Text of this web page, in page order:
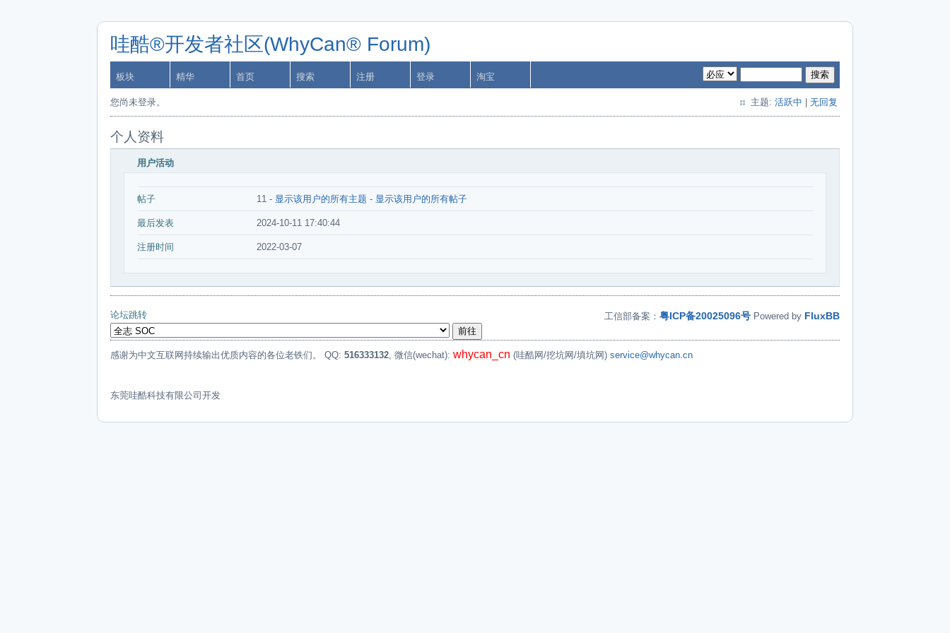
哇酷®开发者社区(WhyCan® Forum)
板块 精华 首页 搜索 注册 登录 淘宝 搜索
您尚未登录。 主题: 活跃中 无回复
个人资料
用户活动
帖子 11 - 显示该用户的所有主题 - 显示该用户的所有帖子
最后发表 2024-10-11 17:40:44
注册时间 2022-03-07
论坛跳转 工信部备案： 粤ICP备20025096号 Powered by FluxBB
感谢为中文互联网持续输出优质内容的各位老铁们。 QQ: 516333132, 微信(wechat): whycan_cn (哇酷网/挖坑网/填坑网) service@whycan.cn
东莞哇酷科技有限公司开发